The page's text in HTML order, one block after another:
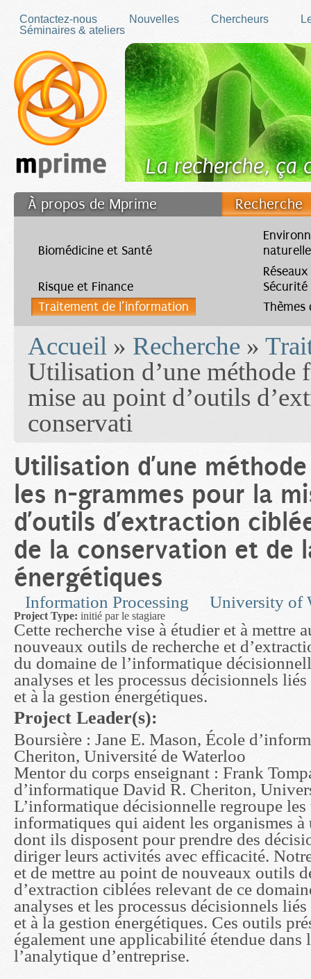
Contactez-nous
Nouvelles Chercheurs
Séminaires & ateliers
La recherche, ça
À propos de Mprime
Recherche
Filler fr
Biomédicine et Santé
Risque et Finance
Sécurité
Traitement de l’information
Thèmes
Accueil » Recherche »
Utilisation d’une méthode
mise au point d’outils
conservati
Utilisation d’une
les n-grammes pour la
d’outils d’extraction
de la conservation et de
énergétiques
Information Processing University of
Project Type: initié par le stagiare
Cette recherche vise à étudier et à mettre
nouveaux outils de recherche et
du domaine de l’informatique
analyses et les processus décisionnels
et à la gestion énergétiques.
Project Leader(s):
Boursière : Jane E. Mason, École
Cheriton, Université de Waterloo
Mentor du corps enseignant : Frank
d’informatique David R. Cheriton,
L’informatique décisionnelle regroupe les
informatiques qui aident les organismes
dont ils disposent pour prendre des
diriger leurs activités avec efficacité.
et de mettre au point de nouveaux outils
d’extraction ciblées relevant de ce
analyses et les processus décisionnels
et à la gestion énergétiques. Ces outils
également une applicabilité étendue dans
l’analytique d’entreprise.